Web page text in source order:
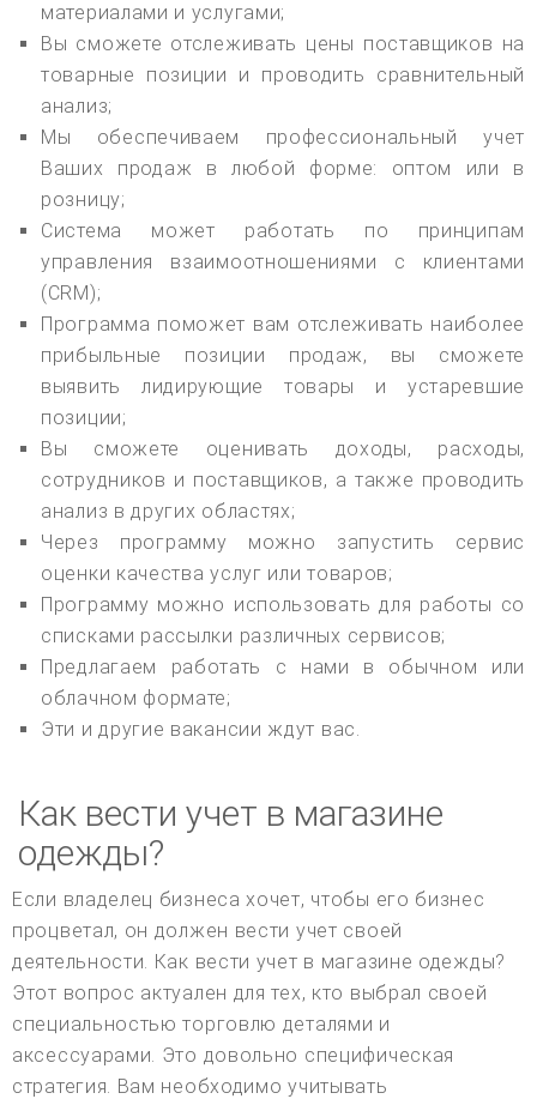
материалами и услугами;
Вы сможете отслеживать цены поставщиков на
товарные позиции и проводить сравнительный
анализ;
Мы обеспечиваем профессиональный учет
Ваших продаж в любой форме: оптом или в
розницу;
Система может работать по принципам
управления взаимоотношениями с клиентами
(CRM);
Программа поможет вам отслеживать наиболее
прибыльные позиции продаж, вы сможете
выявить лидирующие товары и устаревшие
позиции;
Вы сможете оценивать доходы, расходы,
сотрудников и поставщиков, а также проводить
анализ в других областях;
Через программу можно запустить сервис
оценки качества услуг или товаров;
Программу можно использовать для работы со
списками рассылки различных сервисов;
Предлагаем работать с нами в обычном или
облачном формате;
Эти и другие вакансии ждут вас.
Как вести учет в магазине
одежды?
Если владелец бизнеса хочет, чтобы его бизнес
процветал, он должен вести учет своей
деятельности. Как вести учет в магазине одежды?
Этот вопрос актуален для тех, кто выбрал своей
специальностью торговлю деталями и
аксессуарами. Это довольно специфическая
стратегия. Вам необходимо учитывать